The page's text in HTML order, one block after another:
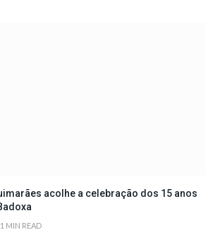
acolhe a celebração dos 15 anos
1 MIN READ